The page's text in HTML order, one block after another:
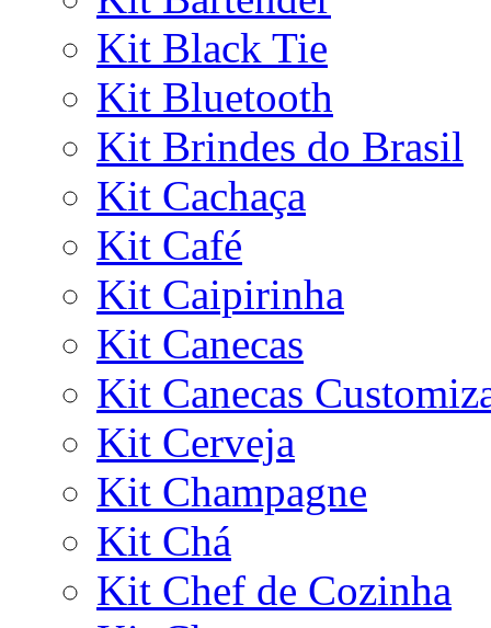
Kit Black Tie
Kit Bluetooth
Kit Brindes do Brasil
Kit Cachaça
Kit Café
Kit Caipirinha
Kit Canecas
Kit Canecas
Kit Cerveja
Kit Champagne
Kit Chá
Kit Chef de Cozinha